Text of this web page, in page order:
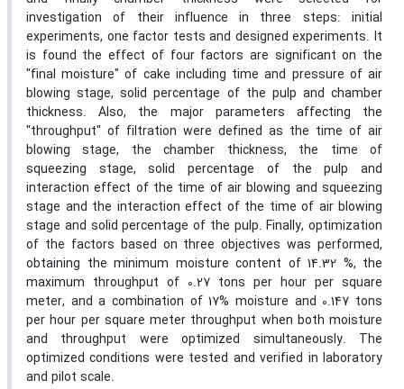
investigation of their influence in three steps: initial
experiments, one factor tests and designed experiments. It
is found the effect of four factors are significant on the
"final moisture" of cake including time and pressure of air
blowing stage, solid percentage of the pulp and chamber
thickness. Also, the major parameters affecting the
"throughput" of filtration were defined as the time of air
blowing stage, the chamber thickness, the time of
squeezing stage, solid percentage of the pulp and
interaction effect of the time of air blowing and squeezing
stage and the interaction effect of the time of air blowing
stage and solid percentage of the pulp. Finally, optimization
of the factors based on three objectives was performed,
obtaining the minimum moisture content of 14.32 %, the
maximum throughput of 0.27 tons per hour per square
meter, and a combination of 17% moisture and 0.147 tons
per hour per square meter throughput when both moisture
and throughput were optimized simultaneously. The
optimized conditions were tested and verified in laboratory
and pilot scale.